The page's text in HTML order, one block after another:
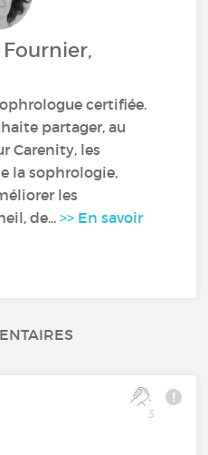
certifiée.
partager, au
Carenity, les
la sophrologie,
les
de...>> En savoir
3